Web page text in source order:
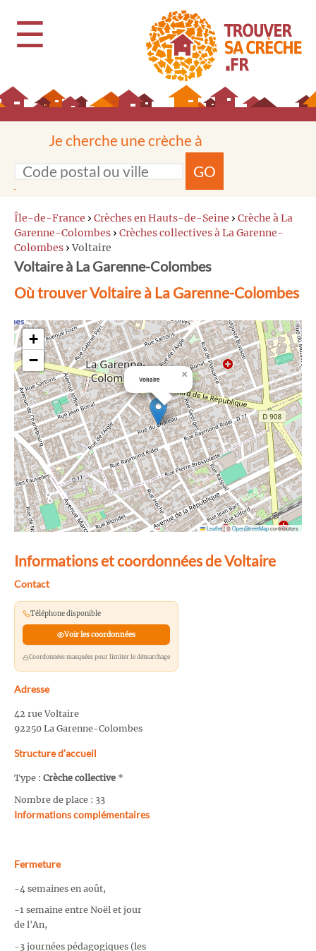
☰
Je cherche une crèche à
GO
Île-de-France › Crèches en Hauts-de-Seine › Crèche à La
Garenne-Colombes › Crèches collectives à La Garenne-
Colombes ›Voltaire
Voltaire à La Garenne-Colombes
Où trouver Voltaire à La Garenne-Colombes
Voltaire ×
+
−
Leaflet|©OpenStreetMapcontributors
Informations et coordonnées de Voltaire
Contact
Téléphone disponible
Voir les coordonnées
Coordonnées masquées pour limiter le démarchage
Adresse
42 rue Voltaire
92250 La Garenne-Colombes
Structure d’accueil
Type : Crèche collective *
Nombre de place : 33
Informations complémentaires
Fermeture
-4 semaines en août,
-1 semaine entre Noël et jour
de l'An,
-3 journées pédagogiques (les